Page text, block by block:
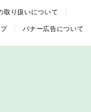
取り扱いについて
バナー広告について